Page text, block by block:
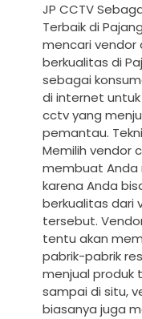
JP CCTV
Terbaik di
mencari
berkualitas di
sebagai
di internet
cctv yang
pemantau.
Memilih vendor
membuat
karena Anda
berkualitas dari
tersebut.
tentu akan
pabrik-pabrik
menjual produk
sampai di situ,
biasanya juga